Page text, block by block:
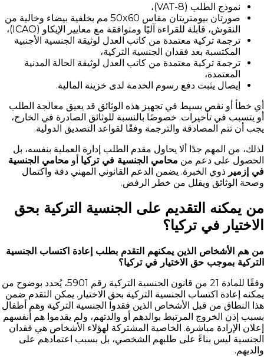
نموذج الطلب (VAT-8)،
صورتان بيومتريتان مقاس 50x60 مم بخلفية بيضاء وخالية من
النقوش، قابلة للقراءة آليًا ومتوافقة مع معايير الإيكاو (ICAO)،
ترجمة تركية معتمدة من كاتب العدل لوثيقة الجنسية الأجنبية
المكتسبة بعد فقدان الجنسية التركية،
ترجمة تركية معتمدة من كاتب العدل لوثيقة الحالة المدنية
المعتمدة،
إيصال يثبت دفع رسوم الخدمة لدى خزينة المالية.
أي خطأ أو نقص بسيط في تجهيز هذه الوثائق قد يعيق معالجة الطلب
أو يتسبب في تأخيرات. خصوصًا بالنسبة للوثائق الصادرة في الخارج،
يجب أن تتم المصادقة والترجمة وفقًا لقواعد التصديق الدولية.
لذلك، من المهم جدًا ألا يحاول مقدم الطلب إدارة العملية بنفسه، بل
الحصول على دعم من محامي الجنسية في تركيا أو محامي الجنسية
في إزمير ذوي الخبرة. يضمن الدعم القانوني المهني دقة واكتمال
وصحة الوثائق ويقلل من خطر الرفض.
من يمكنه التقديم على الجنسية التركية بحق
الاختيار في تركيا؟
من هم الأشخاص الذين يمكنهم التقدم بطلب إعادة اكتساب الجنسية
التركية بموجب حق الاختيار في تركيا؟
وفقًا للمادة 21 من قانون الجنسية التركية رقم 5901، يُحدد بوضوح من
يمكنه إعادة اكتساب الجنسية التركية بحق الاختيار. يمكن التقدم ضمن
هذا النطاق من قبل الأشخاص الذين فقدوا الجنسية التركية وهم أطفال
بسبب إذن الخروج المرتبط بوالدهم أو والدتهم، ولم يقدموا هم أنفسهم
إعلان الإرادة مباشرة. الخاصية المشتركة لهؤلاء الأشخاص هي فقدان
الجنسية ليس بناءً على طلبهم الشخصي، بل بسبب اعتمادهم على
والديهم.